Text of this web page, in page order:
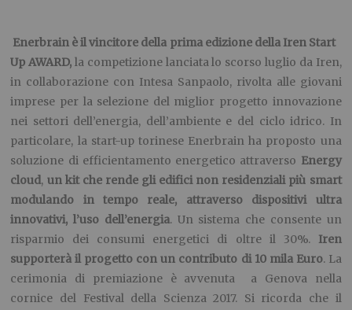
Enerbrain è il vincitore della prima edizione della Iren Start
Up AWARD, la competizione lanciata lo scorso luglio da Iren,
in collaborazione con Intesa Sanpaolo, rivolta alle giovani
imprese per la selezione del miglior progetto innovazione
nei settori dell’energia, dell’ambiente e del ciclo idrico. In
particolare, la start-up torinese Enerbrain ha proposto una
soluzione di efficientamento energetico attraverso Energy
cloud, un kit che rende gli edifici non residenziali più smart
modulando in tempo reale, attraverso dispositivi ultra
innovativi, l’uso dell’energia. Un sistema che consente un
risparmio dei consumi energetici di oltre il 30%. Iren
supporterà il progetto con un contributo di 10 mila Euro. La
cerimonia di premiazione è avvenuta a Genova nella
cornice del Festival della Scienza 2017. Si ricorda che il